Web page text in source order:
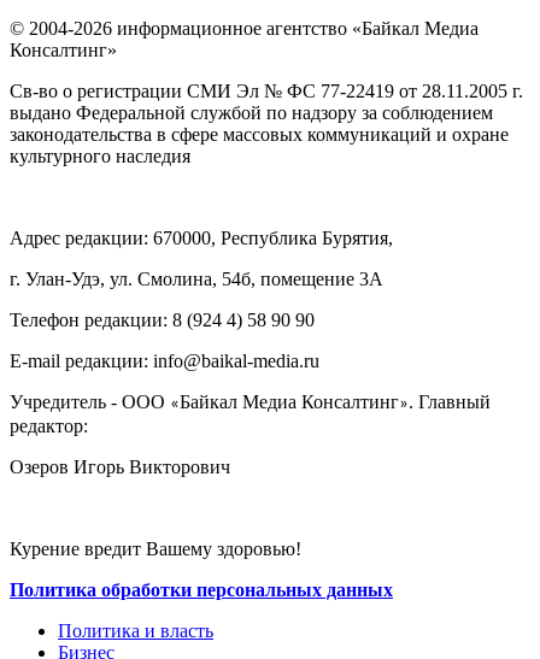
© 2004-2026 информационное агентство «Байкал Медиа
Консалтинг»
Св-во о регистрации СМИ Эл № ФС 77-22419 от 28.11.2005 г.
выдано Федеральной службой по надзору за соблюдением
законодательства в сфере массовых коммуникаций и охране
культурного наследия
Адрес редакции: 670000, Республика Бурятия,
г. Улан-Удэ, ул. Смолина, 54б, помещение 3А
Телефон редакции: ‎‎8 (924 4) 58 90 90
E-mail редакции: info@baikal-media.ru
Учредитель - ООО «Байкал Медиа Консалтинг». Главный
редактор:
Озеров Игорь Викторович
Курение вредит Вашему здоровью!
Политика обработки персональных данных
Политика и власть
Бизнес